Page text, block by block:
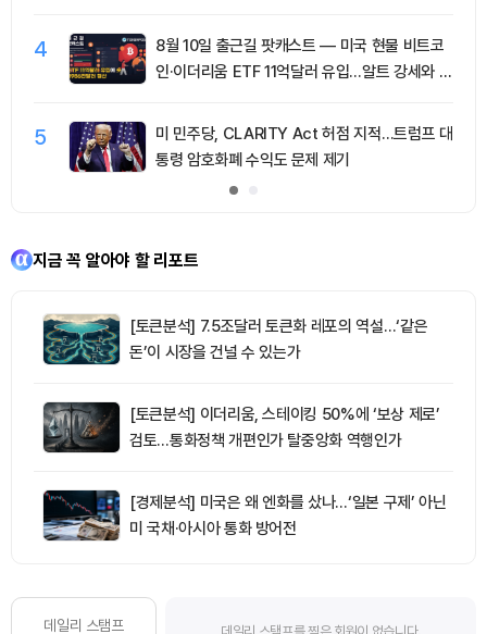
4
8월 10일 출근길 팟캐스트 — 미국 현물 비트코
인·이더리움 ETF 11억달러 유입…알트 강세와 숏
5
미 민주당, CLARITY Act 허점 지적…트럼프 대
통령 암호화폐 수익도 문제 제기
지금 꼭 알아야 할 리포트
[토큰분석] 7.5조달러 토큰화 레포의 역설…‘같은
돈’이 시장을 건널 수 있는가
[토큰분석] 이더리움, 스테이킹 50%에 ‘보상 제로’
검토…통화정책 개편인가 탈중앙화 역행인가
[경제분석] 미국은 왜 엔화를 샀나…‘일본 구제’ 아닌
미 국채·아시아 통화 방어전
데일리 스탬프